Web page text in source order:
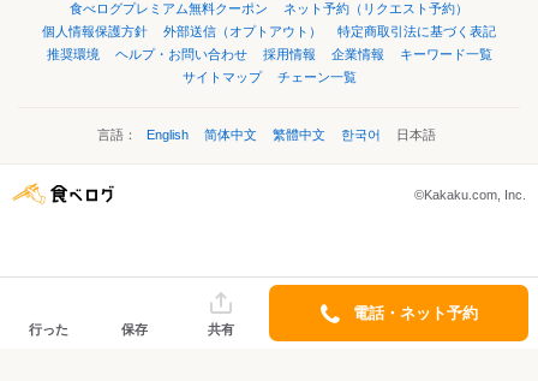
食べログプレミアム無料クーポン
ネット予約（リクエスト予約）
個人情報保護方針
外部送信（オプトアウト）
特定商取引法に基づく表記
推奨環境
ヘルプ・お問い合わせ 採用情報 企業情報
キーワード一覧
サイトマップ
チェーン一覧
言語： English 简体中文 繁體中文 한국어 日本語
©Kakaku.com, Inc.
行った 保存 共有
電話・ネット予約